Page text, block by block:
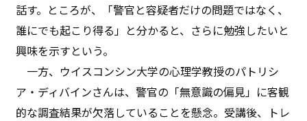
話す。ところが、「警官と容疑者だけの問題ではなく、
誰にでも起こり得る」と分かると、さらに勉強したいと
興味を示すという。
一方、ウイスコンシン大学の心理学教授のパトリシ
ア・ディバインさんは、警官の「無意識の偏見」に客観
的な調査結果が欠落していることを懸念。受講後、トレ